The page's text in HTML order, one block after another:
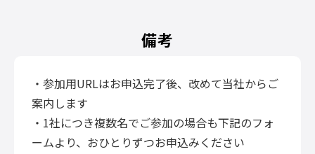
備考
・参加用URLはお申込完了後、改めて当社からご
案内します
・1社につき複数名でご参加の場合も下記のフォ
ームより、おひとりずつお申込みください